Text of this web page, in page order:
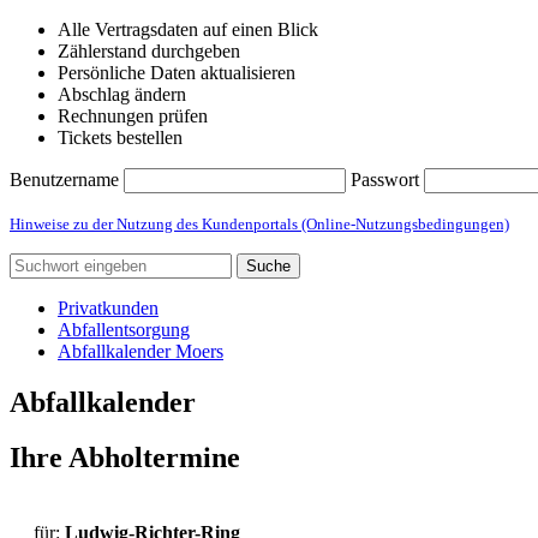
Alle Vertragsdaten auf einen Blick
Zählerstand durchgeben
Persönliche Daten aktualisieren
Abschlag ändern
Rechnungen prüfen
Tickets bestellen
Benutzername Passwort
Hinweise zu der Nutzung des Kundenportals (Online-Nutzungsbedingungen)
Suche
Privatkunden
Abfallentsorgung
Abfallkalender Moers
Abfallkalender
Ihre Abholtermine
für: Ludwig-Richter-Ring